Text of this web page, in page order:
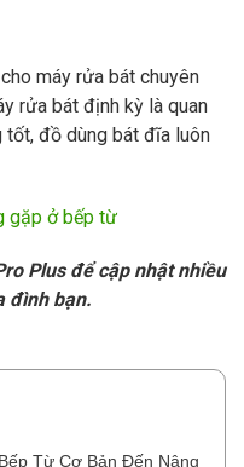
máy rửa bát chuyên
rửa bát định kỳ là quan
đồ dùng bát đĩa luôn
gặp ở bếp từ
Plusđể cập nhật nhiều
đình bạn.
Từ Cơ Bản Đến Nâng